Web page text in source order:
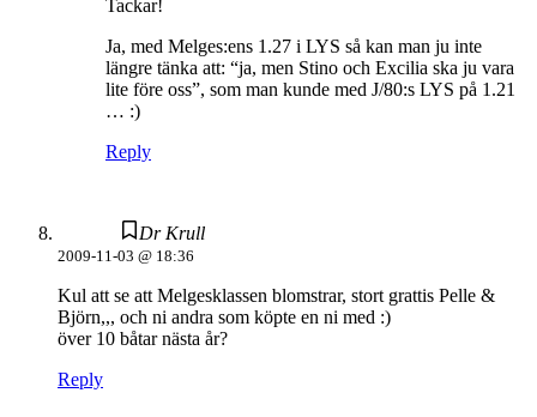
Tackar!
Ja, med Melges:ens 1.27 i LYS så kan man ju inte
längre tänka att: “ja, men Stino och Excilia ska ju vara
lite före oss”, som man kunde med J/80:s LYS på 1.21
… :)
Reply
Dr Krull
2009-11-03 @ 18:36
Kul att se att Melgesklassen blomstrar, stort grattis Pelle &
Björn,,, och ni andra som köpte en ni med :)
över 10 båtar nästa år?
Reply